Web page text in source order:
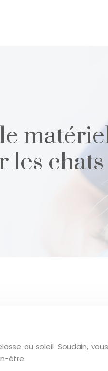
les chats
au soleil. Soudain,
être.